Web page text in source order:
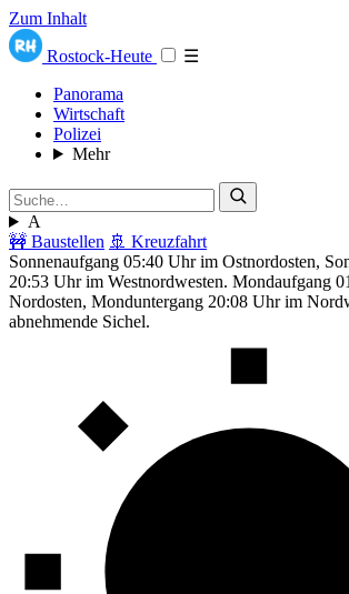
Zum Inhalt
Rostock-Heute
☰
Panorama
Wirtschaft
Polizei
Mehr
A
🚧 Baustellen 🚢 Kreuzfahrt
Sonnenaufgang 05:40 Uhr im Ostnordosten,
20:53 Uhr im Westnordwesten. Mondaufgang
Nordosten, Monduntergang 20:08 Uhr im
abnehmende Sichel.